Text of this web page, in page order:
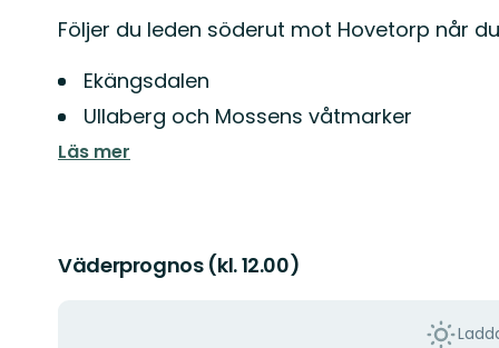
Följer du leden söderut mot Hovetorp når
Ekängsdalen
Ullaberg och Mossens våtmarker
Läs mer
Väderprognos (kl. 12.00)